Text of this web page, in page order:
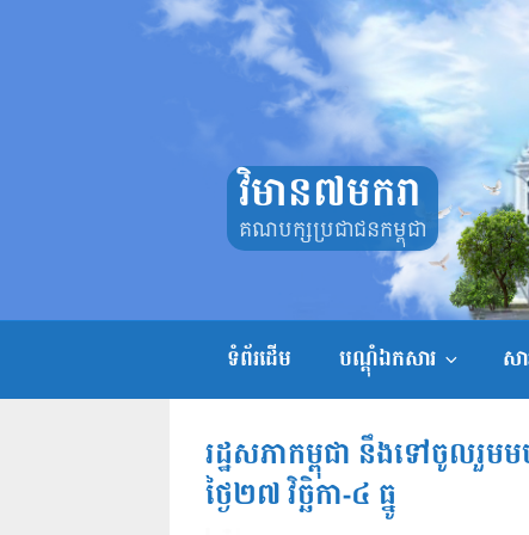
វិមាន៧មករា
គណបក្សប្រជាជនកម្ពុជា
ទំព័រដើម បណ្តុំឯកសារ ស
រដ្ឋសភាកម្ពុជា នឹងទៅចូលរួ
ថ្ងៃ២៧ វិច្ឆិកា-៤ ធ្នូ